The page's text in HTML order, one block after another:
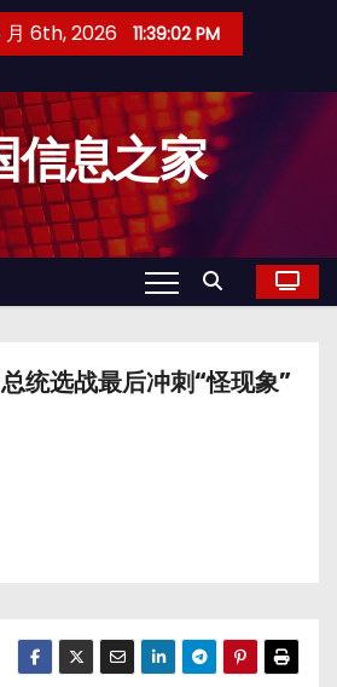
月 6th, 2026 11:39:03 PM
信息之家
统选战最后冲刺“怪现象”